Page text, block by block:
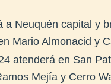
a Neuquén capital y
Mario Almonacid y
atenderá en San
Mejía y Cerro